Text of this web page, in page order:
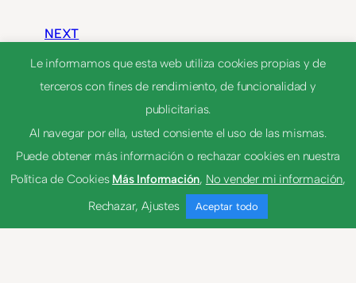
NEXT
Hueva
Le informamos que esta web utiliza cookies propias y de
terceros con fines de rendimiento, de funcionalidad y
publicitarias.
Al navegar por ella, usted consiente el uso de las mismas.
Puede obtener más información o rechazar cookies en nuestra
Política de Cookies Más Información, No vender mi información,
Rechazar, Ajustes Aceptar todo